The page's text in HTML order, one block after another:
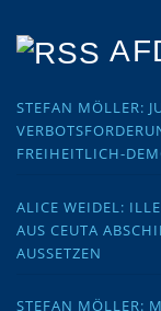
STEFAN MÖLLER:
FREIHEITLICH-
ALICE WEIDEL:
AUS CEUTA
AUSSETZEN
STEFAN MÖLLER: